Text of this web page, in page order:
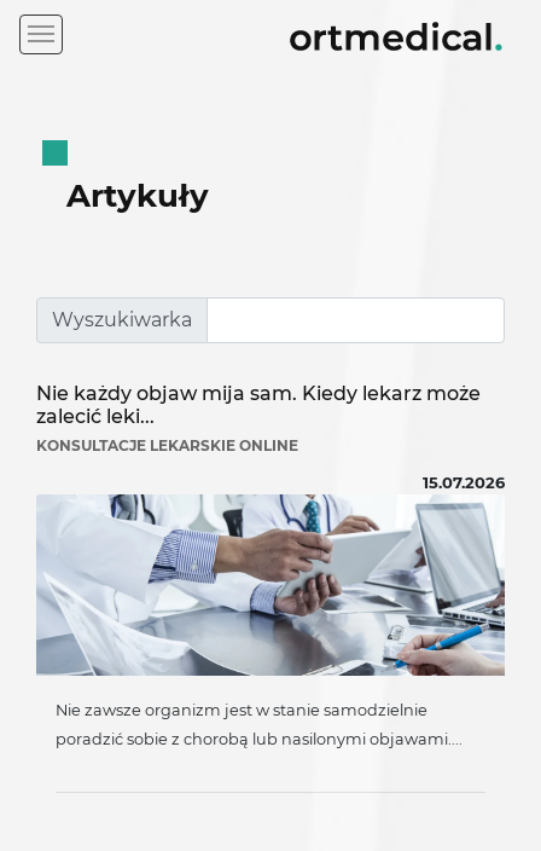
Artykuły
Wyszukiwarka
Nie każdy objaw mija sam. Kiedy lekarz może
zalecić leki...
KONSULTACJE LEKARSKIE ONLINE
15.07.2026
Nie zawsze organizm jest w stanie samodzielnie
poradzić sobie z chorobą lub nasilonymi objawami....